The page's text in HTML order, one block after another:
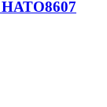
НАТО8607